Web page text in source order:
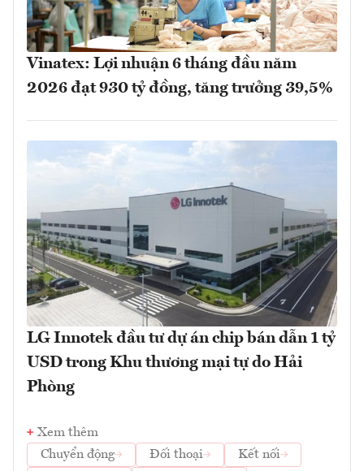
Vinatex: Lợi nhuận 6 tháng đầu năm
2026 đạt 930 tỷ đồng, tăng trưởng 39,5%
LG Innotek đầu tư dự án chip bán dẫn 1 tỷ
USD trong Khu thương mại tự do Hải
Phòng
Xem thêm
Chuyển động
Đối thoại
Kết nối